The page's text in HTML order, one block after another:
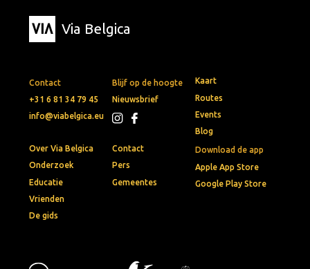
Via Belgica
Contact
+31 6 81 34 79 45
info@viabelgica.eu
Blijf op de hoogte
Nieuwsbrief
Download de app
Apple App Store
Google Play Store
Kaart
Routes
Events
Blog
Over Via Belgica
Onderzoek
Educatie
Vrienden
De gids
Contact
Pers
Gemeentes